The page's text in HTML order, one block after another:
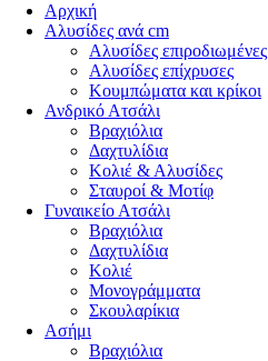
Αρχική
Αλυσίδες ανά cm
Αλυσίδες επιροδιωμένες
Αλυσίδες επίχρυσες
Κουμπώματα και κρίκοι
Ανδρικό Ατσάλι
Βραχιόλια
Δαχτυλίδια
Κολιέ & Αλυσίδες
Σταυροί & Μοτίφ
Γυναικείο Ατσάλι
Βραχιόλια
Δαχτυλίδια
Κολιέ
Μονογράμματα
Σκουλαρίκια
Ασήμι
Βραχιόλια